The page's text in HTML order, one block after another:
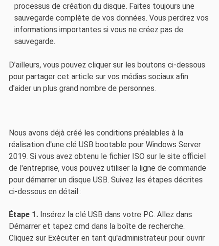
processus de création du disque. Faites toujours une
sauvegarde complète de vos données. Vous perdrez vos
informations importantes si vous ne créez pas de
sauvegarde.
D'ailleurs, vous pouvez cliquer sur les boutons ci-dessous
pour partager cet article sur vos médias sociaux afin
d'aider un plus grand nombre de personnes.
Nous avons déjà créé les conditions préalables à la
réalisation d'une clé USB bootable pour Windows Server
2019. Si vous avez obtenu le fichier ISO sur le site officiel
de l'entreprise, vous pouvez utiliser la ligne de commande
pour démarrer un disque USB. Suivez les étapes décrites
ci-dessous en détail :
Étape 1. Insérez la clé USB dans votre PC. Allez dans
Démarrer et tapez cmd dans la boîte de recherche.
Cliquez sur Exécuter en tant qu'administrateur pour ouvrir